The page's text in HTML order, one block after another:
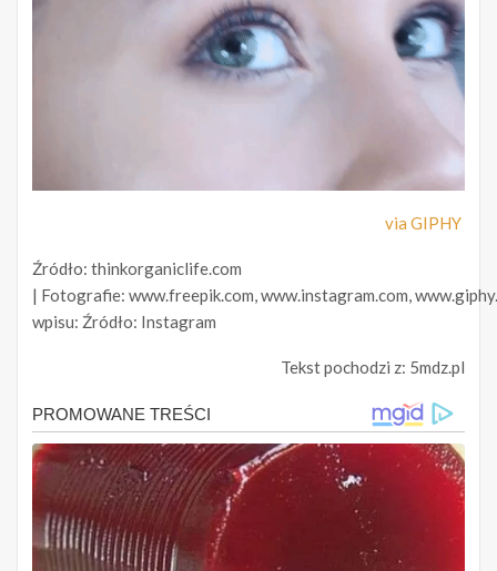
via GIPHY
Źródło: thinkorganiclife.com
| Fotografie: www.freepik.com, www.instagram.com,
wpisu: Źródło: Instagram
Tekst pochodzi z: 5mdz.pl